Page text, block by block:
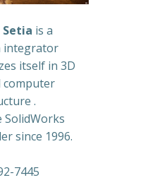
Setia is a
integrator
itself in 3D
computer
.
since 1996.
7445